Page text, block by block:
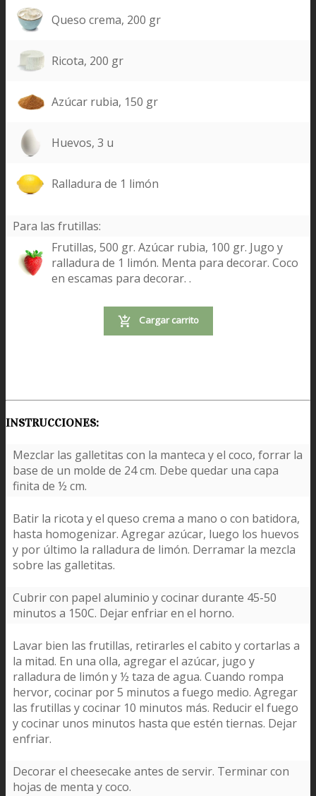
Queso crema, 200 gr
Ricota, 200 gr
Azúcar rubia, 150 gr
Huevos, 3 u
Ralladura de 1 limón
Para las frutillas:
Frutillas, 500 gr. Azúcar rubia, 100 gr. Jugo y
ralladura de 1 limón. Menta para decorar. Coco
en escamas para decorar. .
Cargar carrito
INSTRUCCIONES:
Mezclar las galletitas con la manteca y el coco, forrar la
base de un molde de 24 cm. Debe quedar una capa
finita de ½ cm.
Batir la ricota y el queso crema a mano o con batidora,
hasta homogenizar. Agregar azúcar, luego los huevos
y por último la ralladura de limón. Derramar la mezcla
sobre las galletitas.
Cubrir con papel aluminio y cocinar durante 45-50
minutos a 150C. Dejar enfriar en el horno.
Lavar bien las frutillas, retirarles el cabito y cortarlas a
la mitad. En una olla, agregar el azúcar, jugo y
ralladura de limón y ½ taza de agua. Cuando rompa
hervor, cocinar por 5 minutos a fuego medio. Agregar
las frutillas y cocinar 10 minutos más. Reducir el fuego
y cocinar unos minutos hasta que estén tiernas. Dejar
enfriar.
Decorar el cheesecake antes de servir. Terminar con
hojas de menta y coco.